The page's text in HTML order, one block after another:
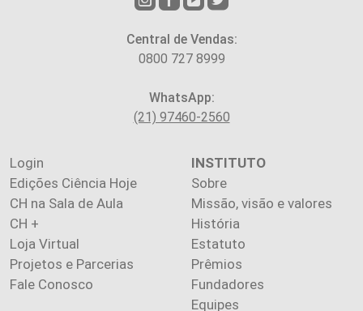
Central de Vendas:
0800 727 8999
WhatsApp:
(21) 97460-2560
Login
Edições Ciência Hoje
CH na Sala de Aula
CH +
Loja Virtual
Projetos e Parcerias
Fale Conosco
INSTITUTO
Sobre
Missão, visão e valores
História
Estatuto
Prêmios
Fundadores
Equipes